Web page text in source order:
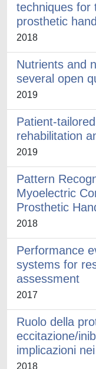
techniques for
prosthetic
2018
Nutrients and
several open
2019
Patient-
rehabilitation
2019
Pattern
Myoelectric
Prosthetic
2018
Performance
systems for
assessment
2017
Ruolo della
eccitazione/
implicazioni
2018